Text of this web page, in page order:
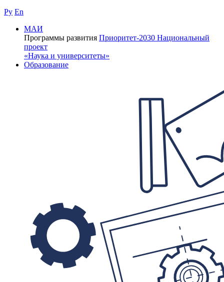
Ру En
МАИ
Программы развития Приоритет-2030 Национальный
проект
«Наука и университеты»
Образование